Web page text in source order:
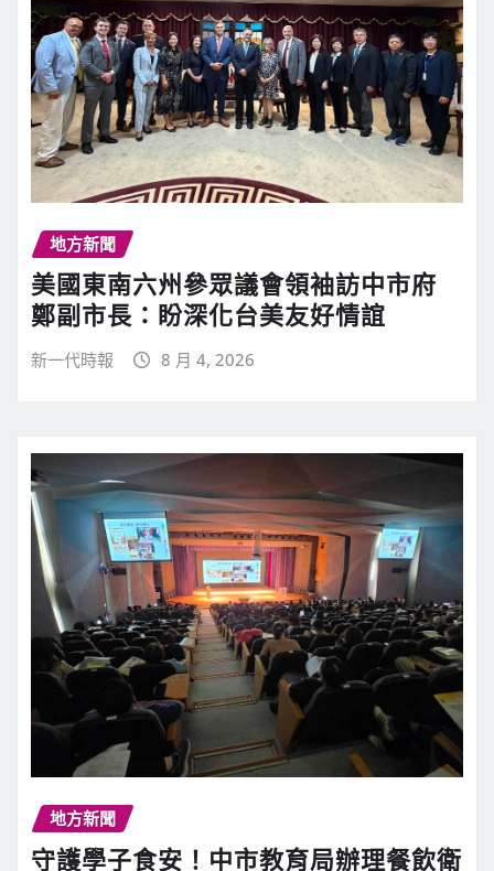
地方新聞
美國東南六州參眾議會領袖訪中市府
鄭副市長：盼深化台美友好情誼
新一代時報 8 月 4, 2026
地方新聞
守護學子食安！中市教育局辦理餐飲衛